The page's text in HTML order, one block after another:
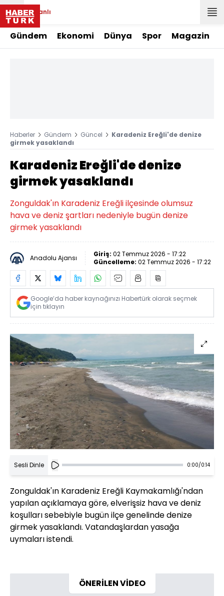
Canlı
Gündem Ekonomi Dünya Spor Magazin
Haberler Gündem Güncel
Karadeniz Ereğli'de denize
girmek yasaklandı
Karadeniz Ereğli'de denize
girmek yasaklandı
Zonguldak'ın Karadeniz Ereğli ilçesinde olumsuz
hava ve deniz şartları nedeniyle bugün denize
girmek yasaklandı
Anadolu Ajansı Giriş: 02 Temmuz 2026 - 17:22
Güncelleme: 02 Temmuz 2026 - 17:22
Google’da haber kaynağınızı Habertürk olarak seçmek
için tıklayın
Sesli Dinle 0:00/0:14
Zonguldak'ın Karadeniz Ereğli Kaymakamlığı'ndan
yapılan açıklamaya göre, elverişsiz hava ve deniz
koşulları sebebiyle bugün ilçe genelinde denize
girmek yasaklandı. Vatandaşlardan yasağa
uymaları istendi.
ÖNERİLEN VİDEO